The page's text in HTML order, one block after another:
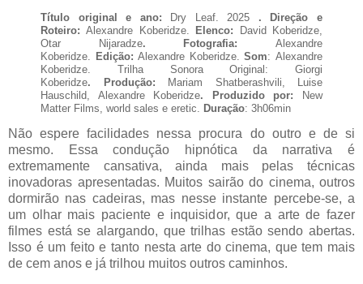
Título original e ano: Dry Leaf. 2025 . Direção e
Roteiro:Alexandre Koberidze. Elenco:
David Koberidze,
Otar Nijaradze. Fotografia:Alexandre
Koberidze. Edição:Alexandre Koberidze.Som:Alexandre
Koberidze. Trilha Sonora Original: Giorgi
Koberidze. Produção:
Mariam Shatberashvili, Luise
Hauschild, Alexandre Koberidze. Produzido por:
New
Matter Films, world sales e eretic. Duração: 3h06min
Não espere facilidades nessa procura do outro e de si
mesmo. Essa condução hipnótica da narrativa é
extremamente cansativa, ainda mais pelas técnicas
inovadoras apresentadas. Muitos sairão do cinema, outros
dormirão nas cadeiras, mas nesse instante percebe-se, a
um olhar mais paciente e inquisidor, que a arte de fazer
filmes está se alargando, que trilhas estão sendo abertas.
Isso é um feito e tanto nesta arte do cinema, que tem mais
de cem anos e já trilhou muitos outros caminhos.